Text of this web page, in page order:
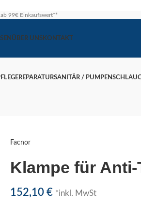
99€ Einkaufswert**
ÜBER UNSKONTAKT
REPARATURSANITÄR / PUMPEN
Facnor
Klampe für
152,10 € *inkl. MwSt